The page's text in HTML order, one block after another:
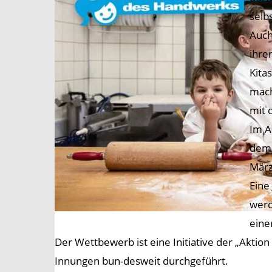
mit
Im
Der Wettbewerb ist eine Initiative der
Innungen bun-desweit durchgeführt.